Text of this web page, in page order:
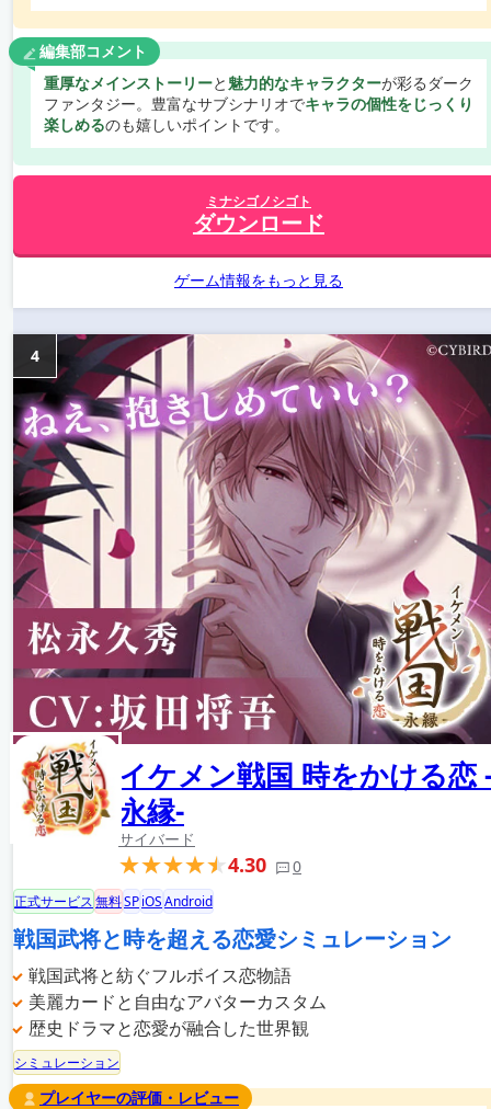
編集部コメント
重厚なメインストーリーと 魅力的なキャラクターが彩るダーク
ファンタジー。豊富なサブシナリオでキャラの個性をじっくり
楽しめるのも嬉しいポイントです。
ミナシゴノシゴト
ダウンロード
ゲーム情報をもっと見る
イケメン戦国 時をかける恋
永縁-
サイバード
4.30 0
4
正式サービス無料SPiOSAndroid
戦国武将と時を超える恋愛シミュレーション
戦国武将と紡ぐフルボイス恋物語
美麗カードと自由なアバターカスタム
歴史ドラマと恋愛が融合した世界観
シミュレーション
プレイヤーの評価・レビュー